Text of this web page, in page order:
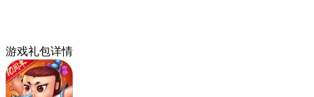
游戏礼包详情